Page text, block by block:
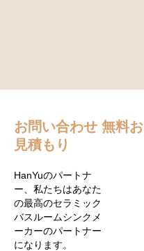
お問い合わせ 無料お
見積もり
HanYuのパートナ
ー、私たちはあなた
の最高のセラミック
バスルームシンクメ
ーカーのパートナー
になります。